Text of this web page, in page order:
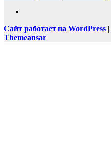
Сайт работает на WordPress |
Themeansar